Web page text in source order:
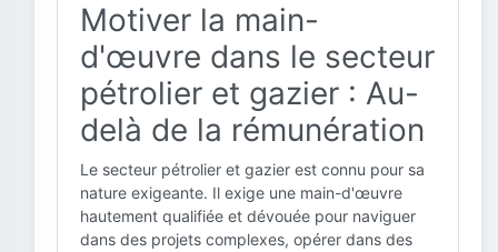
Motiver la main-
d'œuvre dans le secteur
pétrolier et gazier : Au-
delà de la rémunération
Le secteur pétrolier et gazier est connu pour sa
nature exigeante. Il exige une main-d'œuvre
hautement qualifiée et dévouée pour naviguer
dans des projets complexes, opérer dans des